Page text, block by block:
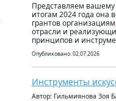
Представляем
итогам 2024 года она
грантов
отрасли и
принципов и
Опубликовано: 02.07.2026
Инструменты
Автор: Гильмиянова Зоя